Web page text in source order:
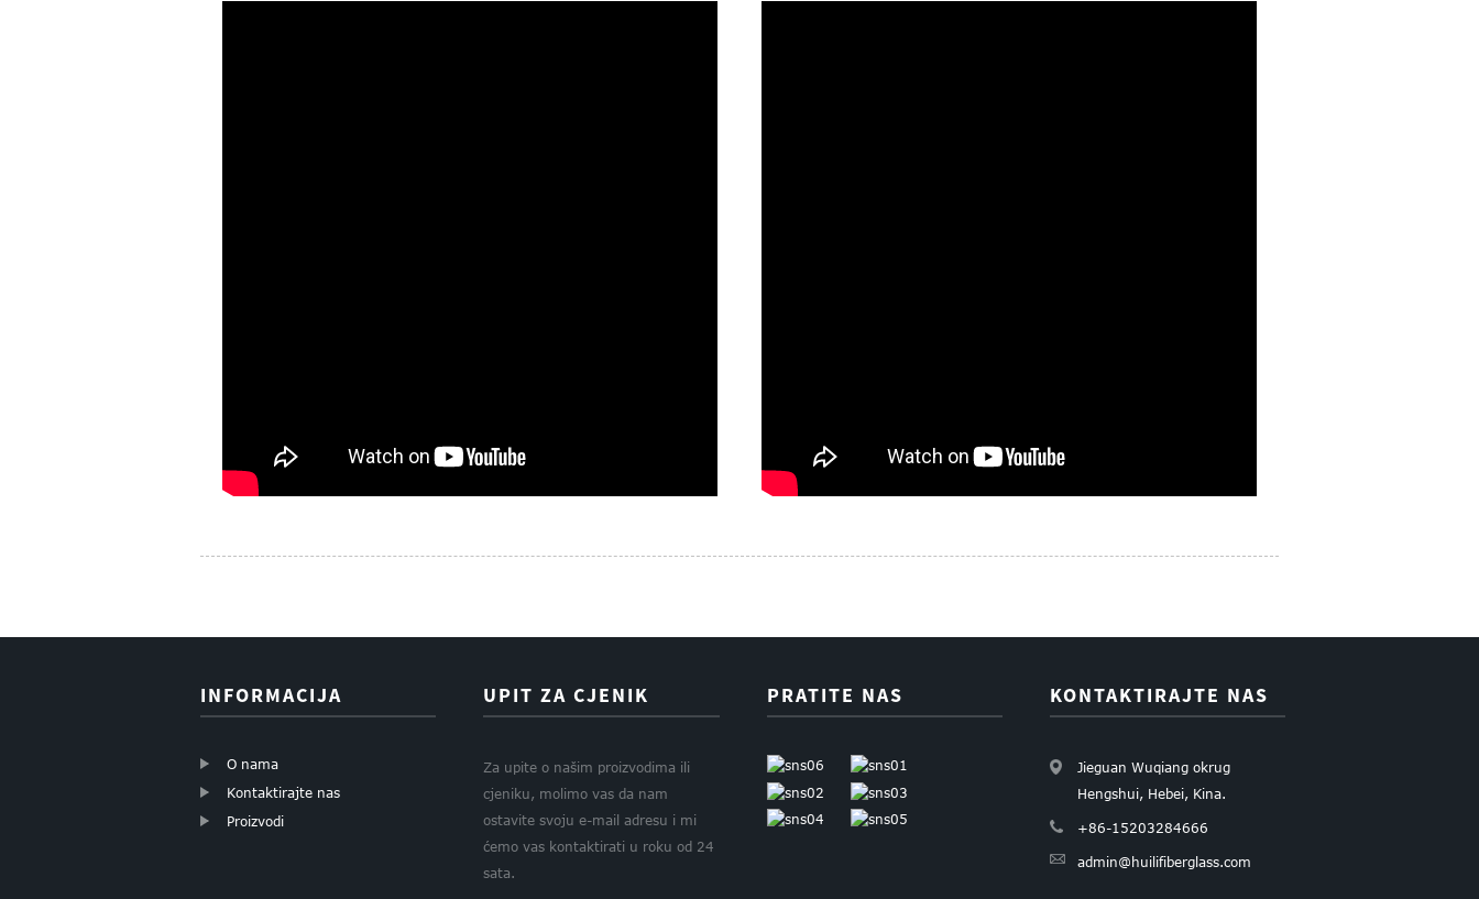
INFORMACIJA
O nama
Kontaktirajte nas
Proizvodi
UPIT ZA CJENIK
Za upite o našim proizvodima ili
cjeniku, molimo vas da nam
ostavite svoju e-mail adresu i mi
ćemo vas kontaktirati u roku od 24
sata.
PRATITE NAS KONTAKTIRAJTE NAS
Jieguan Wuqiang okrug
Hengshui, Hebei, Kina.
+86-15203284666
admin@huilifiberglass.com